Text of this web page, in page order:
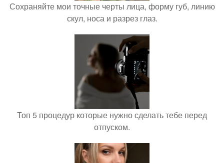
Сохраняйте мои точные черты лица, форму губ, линию
скул, носа и разрез глаз.
Топ 5 процедур которые нужно сделать тебе перед
отпуском.